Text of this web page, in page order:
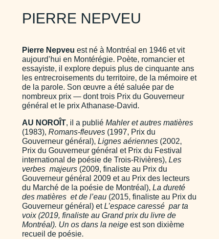
PIERRE NEPVEU
Pierre Nepveu est né à Montréal en 1946 et vit
aujourd’hui en Montérégie. Poète, romancier et
essayiste, il explore depuis plus de cinquante ans
les entrecroisements du territoire, de la mémoire et
de la parole. Son œuvre a été saluée par de
nombreux prix — dont trois Prix du Gouverneur
général et le prix Athanase-David.
AU NOROÎT, il a publié Mahler et autres matières
(1983), Romans-fleuves (1997, Prix du
Gouverneur général), Lignes aériennes (2002,
Prix du Gouverneur général et Prix du Festival
international de poésie de Trois-Rivières), Les
verbes majeurs (2009, finaliste au Prix du
Gouverneur général 2009 et au Prix des lecteurs
du Marché de la poésie de Montréal), La dureté
des matières et de l’eau (2015, finaliste au Prix du
Gouverneur général) etL’espace caressé par ta
voix (2019, finaliste au Grand prix du livre de
Montréal). Un os dans la neige est son dixième
recueil de poésie.